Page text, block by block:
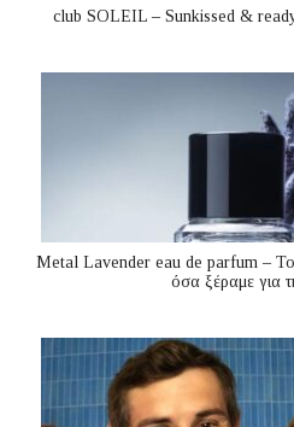
club SOLEIL – Sunkissed &
Metal Lavender eau de parfum –
όσα ξέραμε για